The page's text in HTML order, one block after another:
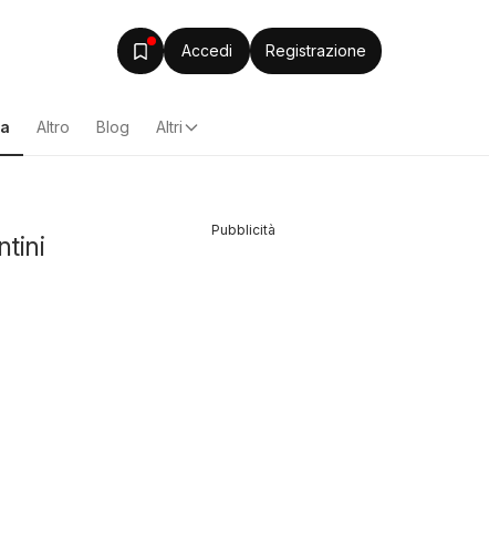
Accedi Registrazione
Altro Blog Altri
Pubblicità